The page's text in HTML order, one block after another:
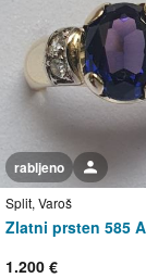
Split, Varoš
rabljeno
1.200 €